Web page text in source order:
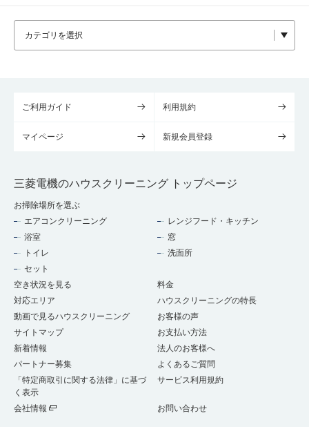
ご利用ガイド 利用規約
マイページ 新規会員登録
三菱電機のハウスクリーニング トップページ
お掃除場所を選ぶ
エアコンクリーニング
レンジフード・キッチン
浴室
窓
トイレ
洗面所
セット
空き状況を見る
料金
対応エリア
ハウスクリーニングの特長
動画で見るハウスクリーニング
お客様の声
サイトマップ
お支払い方法
新着情報
法人のお客様へ
パートナー募集
よくあるご質問
「特定商取引に関する法律」に基づ
く表示
サービス利用規約
会社情報 お問い合わせ